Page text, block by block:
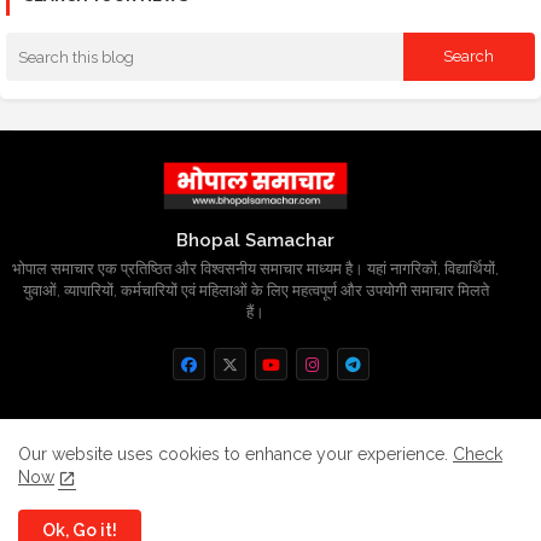
Bhopal Samachar
भोपाल समाचार एक प्रतिष्ठित और विश्वसनीय समाचार माध्यम है। यहां नागरिकों, विद्यार्थियों,
युवाओं, व्यापारियों, कर्मचारियों एवं महिलाओं के लिए महत्वपूर्ण और उपयोगी समाचार मिलते
हैं।
Home About Contact us
Privacy Policy
Our website uses cookies to enhance your experience. Check
Now
Ok, Go it!